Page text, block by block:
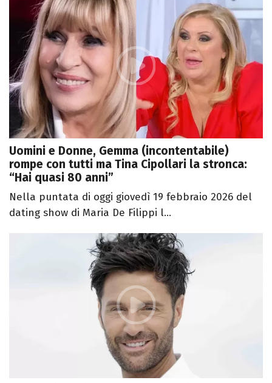
Uomini e Donne, Gemma (incontentabile)
rompe con tutti ma Tina Cipollari la stronca:
“Hai quasi 80 anni”
Nella puntata di oggi giovedì 19 febbraio 2026 del
dating show di Maria De Filippi l...